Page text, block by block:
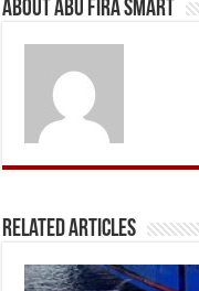
About Abu Fira Smart
Related Articles